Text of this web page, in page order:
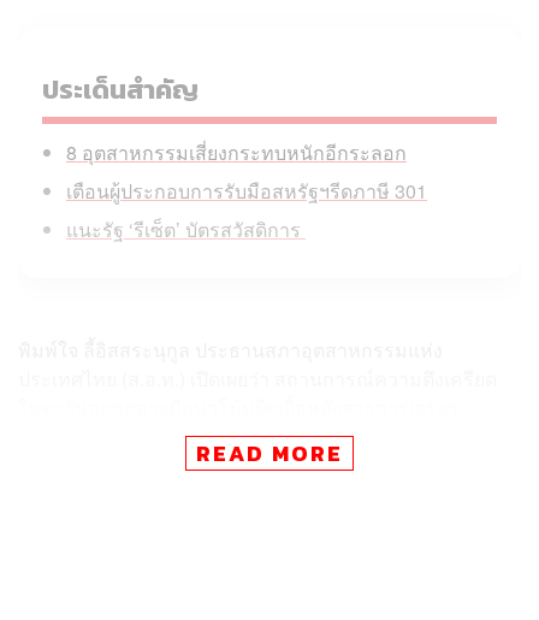
ประเด็นสำคัญ
8 อุตสาหกรรมเสี่ยงกระทบหนักอีกระลอก
เตือนผู้ประกอบการรับมือสหรัฐฯรีดภาษี 301
แนะรัฐ ‘รีเซ็ต’ บัตรสวัสดิการ
สันติภาพยังไม่ได้ข้อสรุป สร้างความกังวลต่อภาค
อุตสาหกรรมไทยในหลายด้านREAD MORE